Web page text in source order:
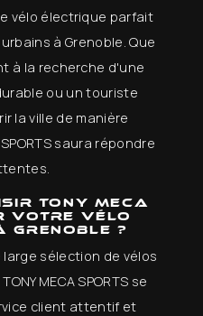
vélo électrique parfait
à Grenoble. Que
à la recherche d'une
ou un touriste
la ville de manière
saura répondre
TONY MECA
votre vélo
Grenoble ?
sélection de vélos
MECA SPORTS se
client attentif et